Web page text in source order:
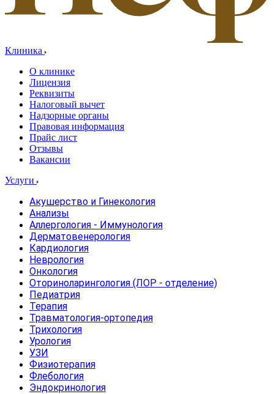
Клиника
О клинике
Лицензия
Реквизиты
Налоговый вычет
Надзорные органы
Правовая информация
Прайс лист
Отзывы
Вакансии
Услуги
Акушерство и Гинекология
Анализы
Аллергология - Иммунология
Дерматовенерология
Кардиология
Неврология
Онкология
Оториноларингология (ЛОР - отделение)
Педиатрия
Терапия
Травматология-ортопедия
Трихология
Урология
УЗИ
Физиотерапия
Флебология
Эндокринология